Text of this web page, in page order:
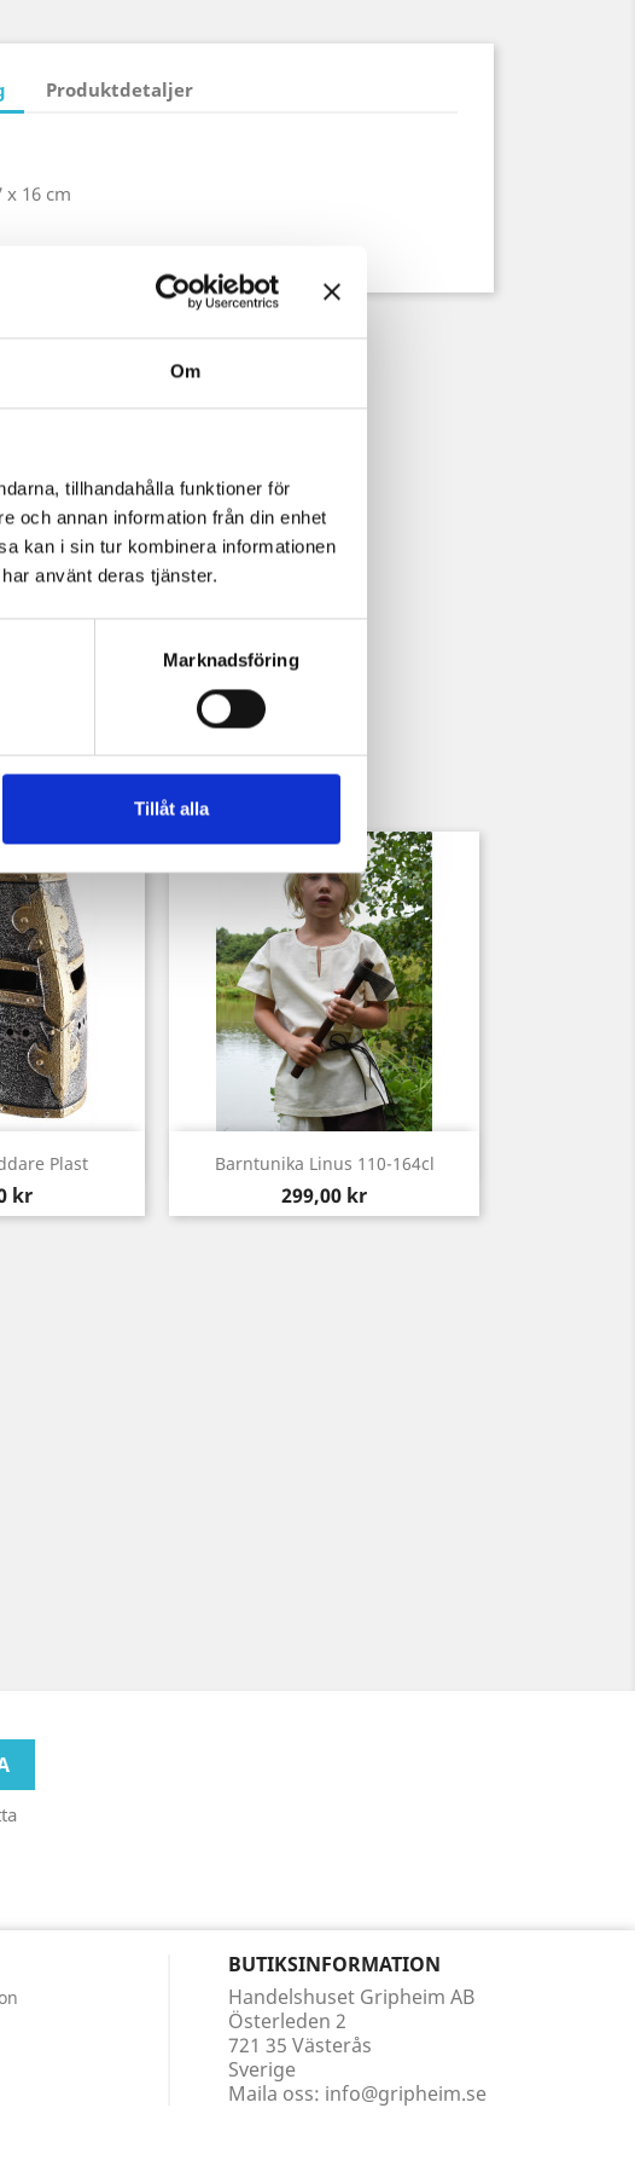
Om
tillhandahålla funktioner för
och annan information från din enhet
kan i sin tur kombinera informationen
använt deras tjänster.
Marknadsföring
Tillåt alla
Produktdetaljer
x 16 cm
Plast
kr
Barntunika Linus 110-164cl
Pris
299,00 kr
Snabbvy
BUTIKSINFORMATION
Handelshuset Gripheim AB
Österleden 2
721 35 Västerås
Sverige
Maila oss: info@gripheim.se